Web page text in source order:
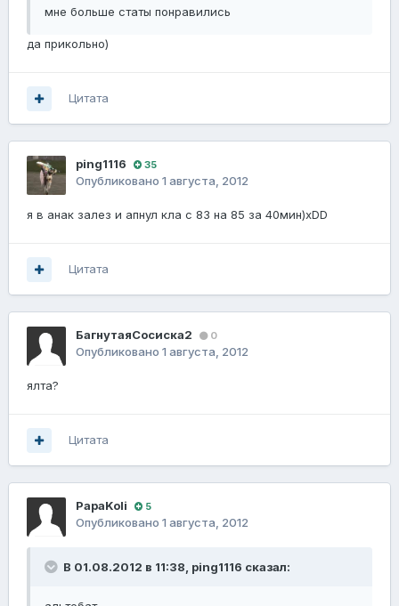
мне больше статы понравились
да прикольно)
Цитата
ping1116 35
Опубликовано 1 августа, 2012
я в анак залез и апнул кла с 83 на 85 за 40мин)xDD
Цитата
БагнутаяСосиска2 0
Опубликовано 1 августа, 2012
ялта?
Цитата
PapaKoli 5
Опубликовано 1 августа, 2012
В 01.08.2012 в 11:38, ping1116 сказал: